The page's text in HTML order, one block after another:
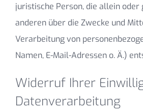
juristische Person, die allein
anderen über die Zwecke und
Verarbeitung von
Namen, E-Mail-Adressen o. Ä.)
Widerruf Ihrer
Datenverarbeitung